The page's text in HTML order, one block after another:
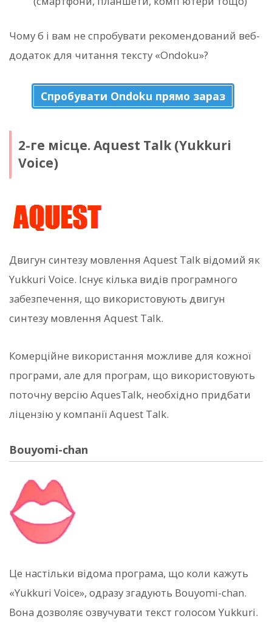
Чому б і вам не спробувати рекомендований веб-
додаток для читання тексту «Ondoku»?
Спробувати Ondoku прямо зараз
2-ге місце. Aquest Talk (Yukkuri
Voice)
Двигун синтезу мовлення Aquest Talk відомий як
Yukkuri Voice. Існує кілька видів програмного
забезпечення, що використовують двигун
синтезу мовлення Aquest Talk.
Комерційне використання можливе для кожної
програми, але для програм, що використовують
поточну версію AquesTalk, необхідно придбати
ліцензію у компанії Aquest Talk.
Bouyomi-chan
Це настільки відома програма, що коли кажуть
«Yukkuri Voice», одразу згадують Bouyomi-chan.
Вона дозволяє озвучувати текст голосом Yukkuri.